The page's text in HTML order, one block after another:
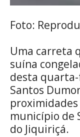
Foto:
Uma carreta
suína
desta quarta-
Santos
proximidades
município de
do Jiquiriçá.